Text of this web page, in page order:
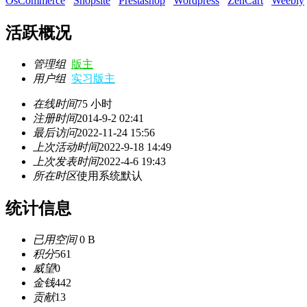
活跃概况
管理组 版主
用户组 实习版主
在线时间75 小时
注册时间2014-9-2 02:41
最后访问2022-11-24 15:56
上次活动时间2022-9-18 14:49
上次发表时间2022-4-6 19:43
所在时区使用系统默认
统计信息
已用空间0 B
积分561
威望0
金钱442
贡献13